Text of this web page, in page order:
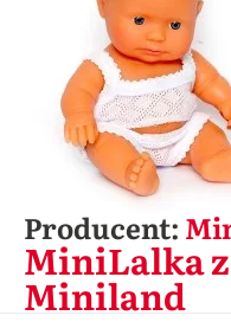
Producent:
MiniLalka
Miniland